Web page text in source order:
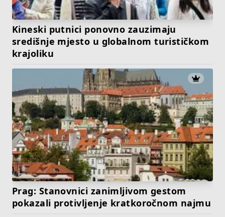
Kineski putnici ponovno zauzimaju
središnje mjesto u globalnom turističkom
krajoliku
Prag: Stanovnici zanimljivom gestom
pokazali protivljenje kratkoročnom najmu